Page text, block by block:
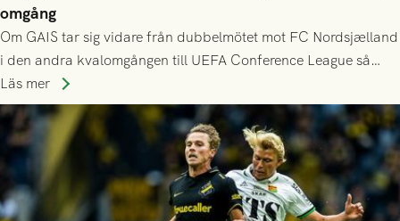
omgång
Om GAIS tar sig vidare från dubbelmötet mot FC Nordsjælland
i den andra kvalomgången till UEFA Conference League så
spelas den tredje kvalomgången kort därpå. Motståndare blir
då vinnaren i mötet mellan isländska Valur och HŠK Zrinjski
Mostar från Bosnien och Hercegovina.
Läs mer